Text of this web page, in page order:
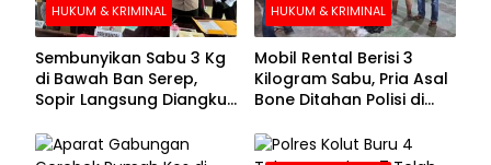
HUKUM & KRIMINAL
Sembunyikan Sabu 3 Kg
di Bawah Ban Serep,
Sopir Langsung Diangkut
HUKUM & KRIMINAL
Mobil Rental Berisi 3
Kilogram Sabu, Pria Asal
Bone Ditahan Polisi di